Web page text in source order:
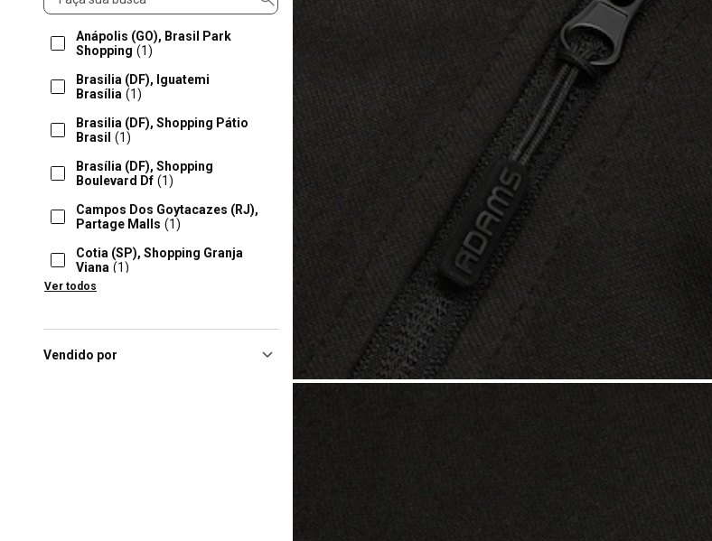
Anápolis (GO), Brasil Park
Shopping (1)
Brasilia (DF), Iguatemi
Brasília (1)
Brasilia (DF), Shopping Pátio
Brasil (1)
Brasília (DF), Shopping
Boulevard Df (1)
Campos Dos Goytacazes (RJ),
Partage Malls (1)
Cotia (SP), Shopping Granja
Viana (1)
Curitiba (PR), Shopping
Shopping
Ver todos
Vendido por